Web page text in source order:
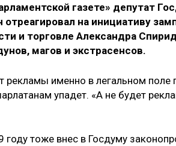
газете» депутат
на инициативу
и торговле Александра
магов и экстрасенсов.
рекламы именно в легальном поле
упадет. «А не будет
году тоже внес в Госдуму